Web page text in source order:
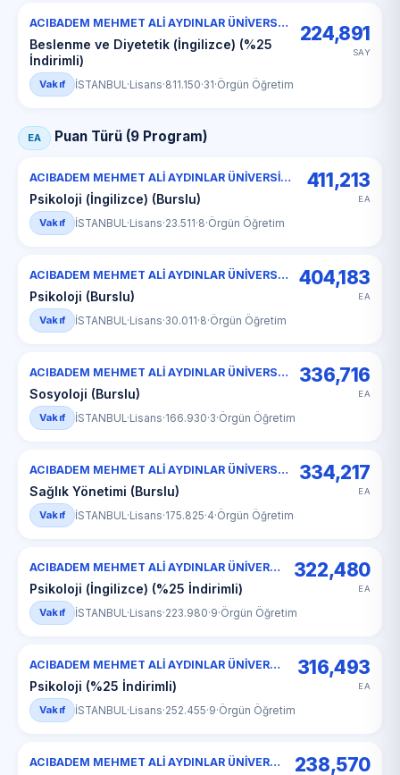
ACIBADEM MEHMET ALİ AYDINLAR ÜNİVERSİTESİ
Beslenme ve Diyetetik (İngilizce) (%25
İndirimli)
224,891
SAY
Vakıf İSTANBUL ·Lisans·811.150·31·Örgün Öğretim
EA Puan Türü (9 Program)
ACIBADEM MEHMET ALİ AYDINLAR ÜNİVERSİTESİ
Psikoloji (İngilizce) (Burslu)
411,213
EA
Vakıf İSTANBUL ·Lisans·23.511·8·Örgün Öğretim
ACIBADEM MEHMET ALİ AYDINLAR ÜNİVERSİTESİ
Psikoloji (Burslu)
404,183
EA
Vakıf İSTANBUL ·Lisans·30.011·8·Örgün Öğretim
ACIBADEM MEHMET ALİ AYDINLAR ÜNİVERSİTESİ
Sosyoloji (Burslu)
336,716
EA
Vakıf İSTANBUL ·Lisans·166.930·3·Örgün Öğretim
ACIBADEM MEHMET ALİ AYDINLAR ÜNİVERSİTESİ
Sağlık Yönetimi (Burslu)
334,217
EA
Vakıf İSTANBUL ·Lisans·175.825·4·Örgün Öğretim
ACIBADEM MEHMET ALİ AYDINLAR ÜNİVERSİTESİ
Psikoloji (İngilizce) (%25 İndirimli)
322,480
EA
Vakıf İSTANBUL ·Lisans·223.980·9·Örgün Öğretim
ACIBADEM MEHMET ALİ AYDINLAR ÜNİVERSİTESİ
Psikoloji (%25 İndirimli)
316,493
EA
Vakıf İSTANBUL ·Lisans·252.455·9·Örgün Öğretim
ACIBADEM MEHMET ALİ AYDINLAR ÜNİVERSİTESİ 238,570